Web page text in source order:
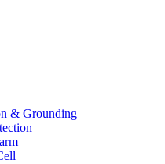
& Grounding